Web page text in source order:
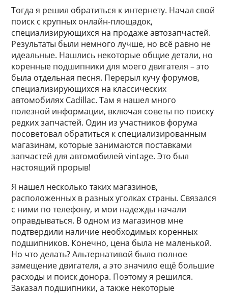
Тогда я решил обратиться к интернету. Начал свой
поиск с крупных онлайн-площадок,
специализирующихся на продаже автозапчастей.
Результаты были немного лучше, но всё равно не
идеальные. Нашлись некоторые общие детали, но
коренные подшипники для моего двигателя – это
была отдельная песня. Перерыл кучу форумов,
специализирующихся на классических
автомобилях Cadillac. Там я нашел много
полезной информации, включая советы по поиску
редких запчастей. Один из участников форума
посоветовал обратиться к специализированным
магазинам, которые занимаются поставками
запчастей для автомобилей vintage. Это был
настоящий прорыв!
Я нашел несколько таких магазинов,
расположенных в разных уголках страны. Связался
с ними по телефону, и мои надежды начали
оправдываться. В одном из магазинов мне
подтвердили наличие необходимых коренных
подшипников. Конечно, цена была не маленькой.
Но что делать? Альтернативой было полное
замещение двигателя, а это значило ещё большие
расходы и поиск донора. Поэтому я решился.
Заказал подшипники, а также некоторые